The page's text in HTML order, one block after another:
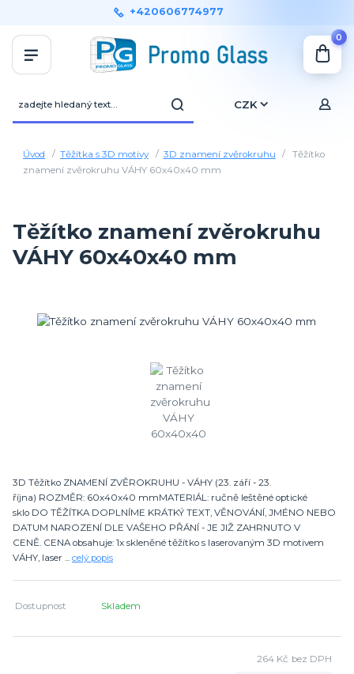
CZK
+420606774977
0
Úvod Těžítka s 3D motivy 3D znamení zvěrokruhu
Těžítko
znamení zvěrokruhu VÁHY 60x40x40 mm
Těžítko znamení zvěrokruhu
VÁHY 60x40x40 mm
3D Těžítko ZNAMENÍ ZVĚROKRUHU - VÁHY (23. září - 23.
října) ROZMĚR: 60x40x40 mmMATERIÁL: ručně leštěné optické
sklo DO TĚŽÍTKA DOPLNÍME KRÁTKÝ TEXT, VĚNOVÁNÍ, JMÉNO NEBO
DATUM NAROZENÍ DLE VAŠEHO PŘÁNÍ - JE JIŽ ZAHRNUTO V
CENĚ. CENA obsahuje: 1x skleněné těžítko s laserovaným 3D motivem
VÁHY, laser ... celý popis
Dostupnost Skladem
264 Kč bez DPH